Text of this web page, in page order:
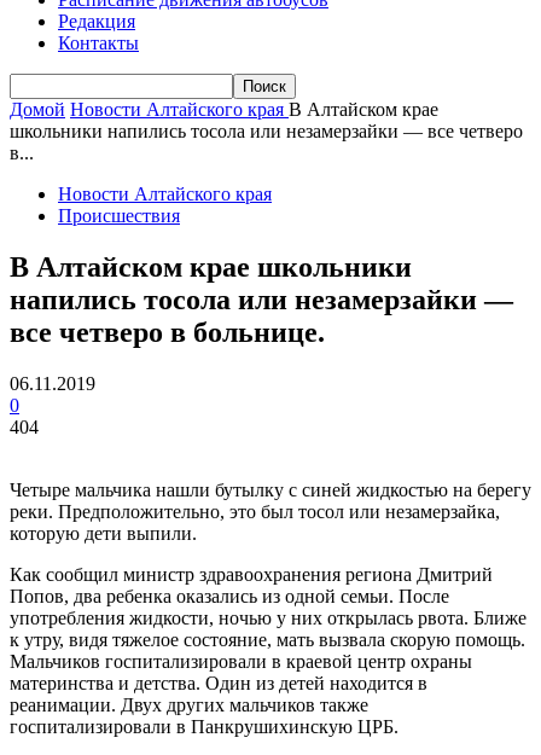
Редакция
Контакты
Домой Новости Алтайского края В Алтайском крае
школьники напились тосола или незамерзайки — все четверо
в...
Новости Алтайского края
Происшествия
В Алтайском крае школьники
напились тосола или незамерзайки —
все четверо в больнице.
06.11.2019
0
404
Четыре мальчика нашли бутылку с синей жидкостью на берегу
реки. Предположительно, это был тосол или незамерзайка,
которую дети выпили.
Как сообщил министр здравоохранения региона Дмитрий
Попов, два ребенка оказались из одной семьи. После
употребления жидкости, ночью у них открылась рвота. Ближе
к утру, видя тяжелое состояние, мать вызвала скорую помощь.
Мальчиков госпитализировали в краевой центр охраны
материнства и детства. Один из детей находится в
реанимации. Двух других мальчиков также
госпитализировали в Панкрушихинскую ЦРБ.